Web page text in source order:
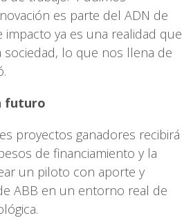
es parte del ADN de
impacto ya es una realidad que
sociedad, lo que nos llena de
futuro
proyectos ganadores recibirá
de financiamiento y la
un piloto con aporte y
ABB en un entorno real de